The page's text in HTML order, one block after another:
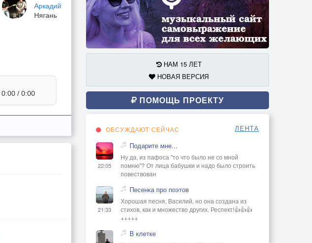
Аркадий
Нягань
0:00 / 0:00
НАМ 15 ЛЕТ
НОВАЯ ВЕРСИЯ
ПОМОЩЬ ПРОЕКТУ
ОБСУЖДАЮТ СЕЙЧАС ЛЕНТА
22:05
Подарите мне...
Ну да, из пафоса "то что было не со мной
помню"? От лица бабушки и надо было строить
повествован
21:33
Песенка про поэтов
Хорошая песня, Василий, но она создана из
стихов, как и множество других. Респект!👍👍👍
+++++
В клетке